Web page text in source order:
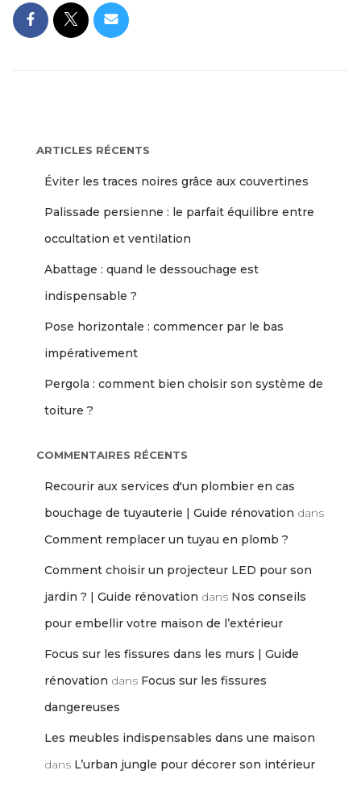
ARTICLES RÉCENTS
Éviter les traces noires grâce aux couvertines
Palissade persienne : le parfait équilibre entre
occultation et ventilation
Abattage : quand le dessouchage est
indispensable ?
Pose horizontale : commencer par le bas
impérativement
Pergola : comment bien choisir son système de
toiture ?
COMMENTAIRES RÉCENTS
Recourir aux services d'un plombier en cas
bouchage de tuyauterie | Guide rénovation dans
Comment remplacer un tuyau en plomb ?
Comment choisir un projecteur LED pour son
jardin ? | Guide rénovation dans Nos conseils
pour embellir votre maison de l’extérieur
Focus sur les fissures dans les murs | Guide
rénovation dans Focus sur les fissures
dangereuses
Les meubles indispensables dans une maison
dans L’urban jungle pour décorer son intérieur